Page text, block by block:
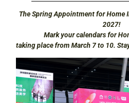
The Spring Appointment for Home
2027!
Mark your calendars for
taking place from March 7 to 10.